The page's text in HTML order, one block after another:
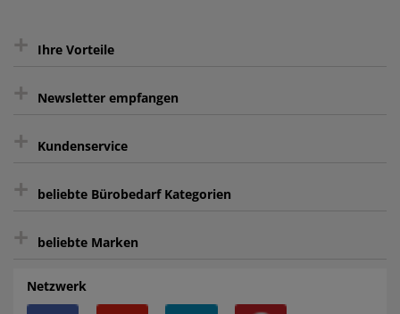
+ Ihre Vorteile
Kauf auf Rechnung³
sicher Shoppen durch SSL
intelligentes Kundenkonto
+ Newsletter empfangen
Sie können sich zu jeder Zeit abmelden.
+ Kundenservice
Kontakt
FAQ
AGB
Datenschutz
+ beliebte Bürobedarf Kategorien
Aktenvernichter
Batterien
Bleistifte
Heftstreifen
Radiergummis
+ beliebte Marken
Alco
Avery/Zweckform
Leitz
Netzwerk